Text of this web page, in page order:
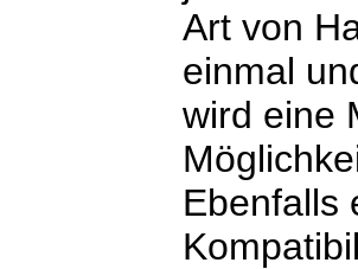
Art von
einmal
wird eine
Ebenfalls